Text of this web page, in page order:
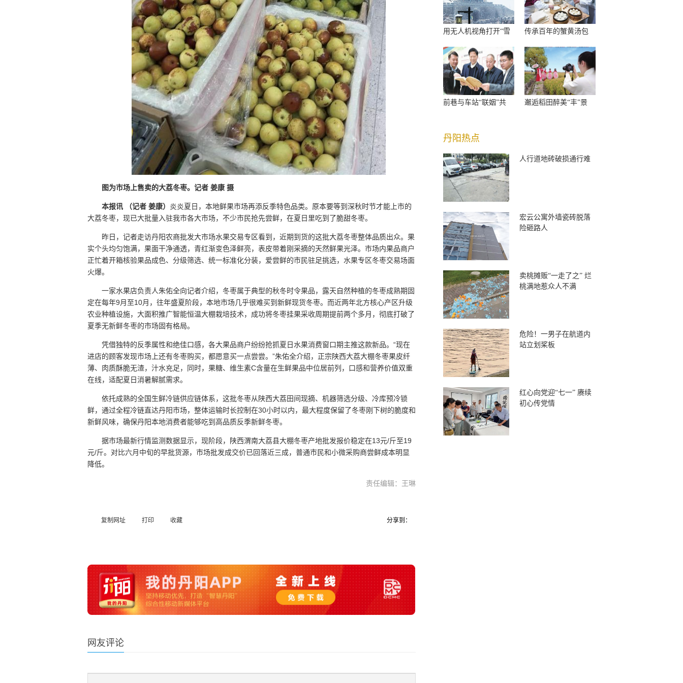
图为市场上售卖的大荔冬枣。记者 姜康 摄
本报讯 （记者 姜康） 炎炎夏日，本地鲜果市场再添反季特色品类。原本要等到深秋时节才能上市的
大荔冬枣，现已大批量入驻我市各大市场，不少市民抢先尝鲜，在夏日里吃到了脆甜冬枣。
昨日，记者走访丹阳农商批发大市场水果交易专区看到，近期到货的这批大荔冬枣整体品质出众。果
实个头均匀饱满，果面干净通透，青红渐变色泽鲜亮，表皮带着刚采摘的天然鲜果光泽。市场内果品商户
正忙着开箱核验果品成色、分级筛选、统一标准化分装，爱尝鲜的市民驻足挑选，水果专区冬枣交易场面
火爆。
一家水果店负责人朱佑全向记者介绍，冬枣属于典型的秋冬时令果品，露天自然种植的冬枣成熟期固
定在每年9月至10月，往年盛夏阶段，本地市场几乎很难买到新鲜现货冬枣。而近两年北方核心产区升级
农业种植设施，大面积推广智能恒温大棚栽培技术，成功将冬枣挂果采收周期提前两个多月，彻底打破了
夏季无新鲜冬枣的市场固有格局。
凭借独特的反季属性和绝佳口感，各大果品商户纷纷抢抓夏日水果消费窗口期主推这款新品。“现在
进店的顾客发现市场上还有冬枣购买，都愿意买一点尝尝。”朱佑全介绍，正宗陕西大荔大棚冬枣果皮纤
薄、肉质酥脆无渣，汁水充足，同时，果糖、维生素C含量在生鲜果品中位居前列，口感和营养价值双重
在线，适配夏日消暑解腻需求。
依托成熟的全国生鲜冷链供应链体系，这批冬枣从陕西大荔田间现摘、机器筛选分级、冷库预冷锁
鲜，通过全程冷链直达丹阳市场，整体运输时长控制在30小时以内，最大程度保留了冬枣刚下树的脆度和
新鲜风味，确保丹阳本地消费者能够吃到高品质反季新鲜冬枣。
据市场最新行情监测数据显示，现阶段，陕西渭南大荔县大棚冬枣产地批发报价稳定在13元/斤至19
元/斤。对比六月中旬的早批货源，市场批发成交价已回落近三成，普通市民和小微采购商尝鲜成本明显
降低。
责任编辑：王琳
复制网址 打印 收藏 分享到：
网友评论
用无人机视角打开“雪 传承百年的蟹黄汤包
前巷与车站“联姻”共 邂逅稻田醉美“丰”景
丹阳热点
人行道地砖破损通行难
宏云公寓外墙瓷砖脱落
险砸路人
卖桃摊贩“一走了之” 烂
桃满地惹众人不满
危险！一男子在航道内
站立划桨板
红心向党迎“七一” 赓续
初心传党情